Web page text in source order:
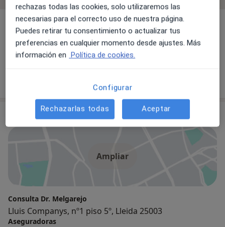
Dr. Pablo Jose Melgarejo Moreno
Otorrino
Consulta
Ampliar
Consulta Dr. Melgarejo
Lluis Companys, nº1 piso 5º, Lleida 25003
Aseguradoras
rechazas todas las cookies, solo utilizaremos las
necesarias para el correcto uso de nuestra página.
Puedes retirar tu consentimiento o actualizar tus
preferencias en cualquier momento desde ajustes. Más
información en Política de cookies.
Configurar
Rechazarlas todas Aceptar